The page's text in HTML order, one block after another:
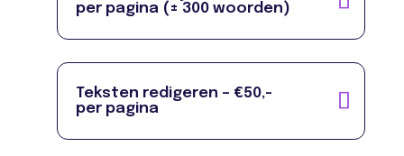
per pagina (± 300 woorden)
Teksten redigeren – €50,-
per pagina